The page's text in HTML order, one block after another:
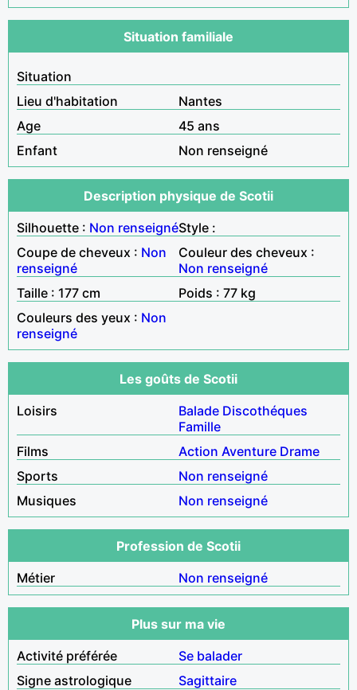
Situation familiale
Situation
Lieu d'habitation
Nantes
Age
45 ans
Enfant
Non renseigné
Description physique de Scotii
Silhouette : Non renseignéStyle :
Coupe de cheveux : Non
renseigné
Couleur des cheveux :
Non renseigné
Taille : 177 cm
Poids : 77 kg
Couleurs des yeux : Non
renseigné
Les goûts de Scotii
Loisirs
Balade Discothéques
Famille
Films
Action Aventure Drame
Sports
Non renseigné
Musiques
Non renseigné
Profession de Scotii
Métier
Non renseigné
Plus sur ma vie
Activité préférée
Se balader
Signe astrologique
Sagittaire